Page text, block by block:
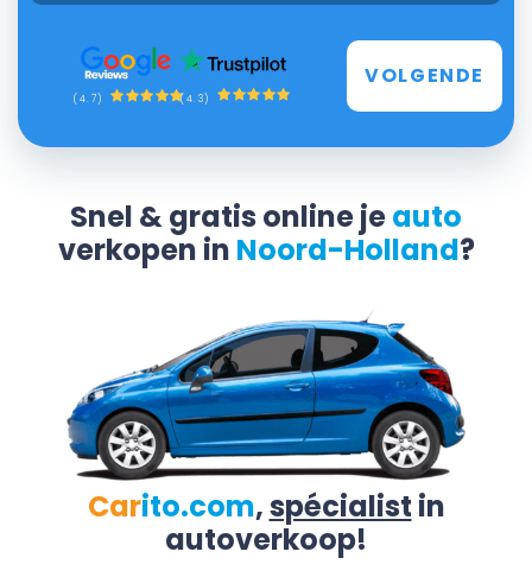
(4.7) (4.3)
VOLGENDE
Snel & gratis online jeauto
verkopen in Noord-Holland?
Carito.com,spécialist in
autoverkoop!